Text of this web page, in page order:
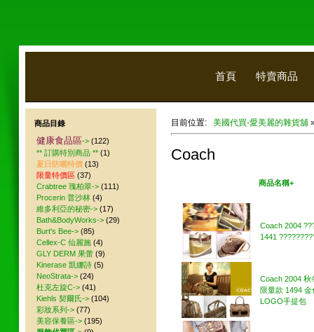
首頁 特賣商品
目前位置: 美國代買-愛美麗的雜貨舖
Coach
商品名稱+
Coach 2004
1441
Coach 2004 秋
限量款 1494 金
LOGO手提包
商品目錄
健康食品區-> (122)
** 訂購特別商品 ** (1)
夏日防曬特價 (13)
限量特價區 (37)
Crabtree 瑰柏翠-> (111)
Procerin 普沙林 (4)
維多利亞的秘密-> (17)
Bath&BodyWorks-> (29)
Burt's Bee-> (85)
Cellex-C 仙麗施 (4)
GLY DERM 果蕾 (9)
Kinerase 凱娜詩 (5)
NeoStrata-> (24)
杜克左旋C-> (41)
Kiehls 契爾氏-> (104)
彩妝系列-> (77)
美容保養區-> (195)